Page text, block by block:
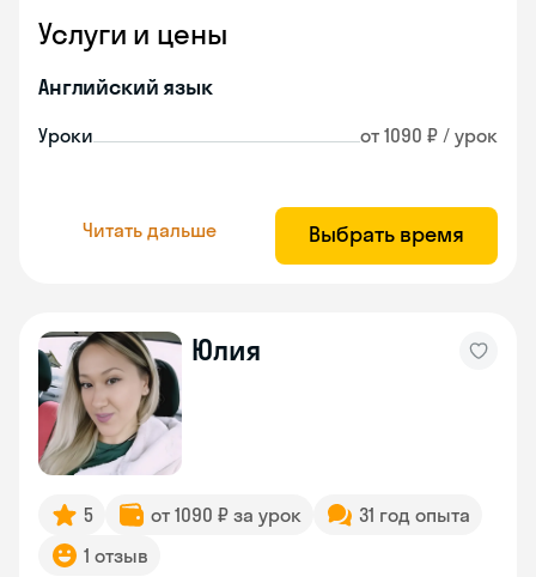
Услуги и цены
Английский язык
Уроки от 1090 ₽ / урок
Читать дальше Выбрать время
Юлия
5 от 1090 ₽ за урок
31 год опыта
1 отзыв